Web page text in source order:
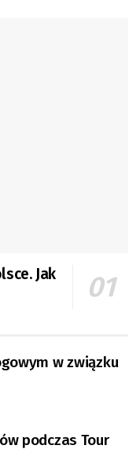
Jak
w związku
podczas Tour